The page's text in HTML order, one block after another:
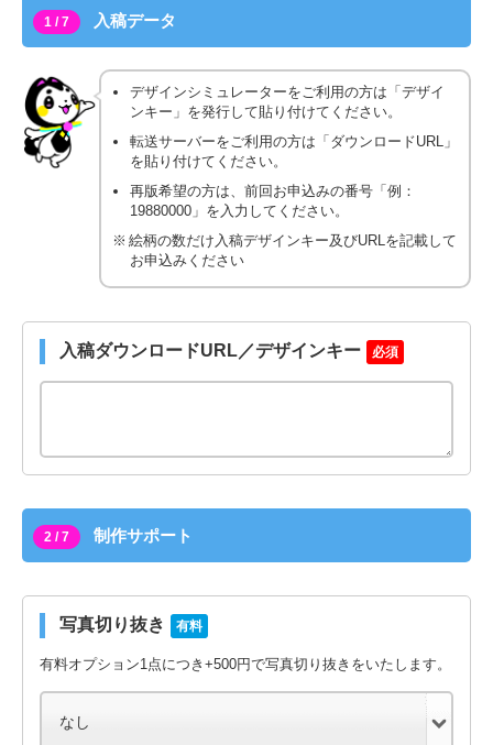
1 / 7 入稿データ
デザインシミュレーターをご利用の方は「デザイ
ンキー」を発行して貼り付けてください。
転送サーバーをご利用の方は「ダウンロードURL」
を貼り付けてください。
再版希望の方は、前回お申込みの番号「例：
19880000」を入力してください。
絵柄の数だけ入稿デザインキー及びURLを記載して
お申込みください
入稿ダウンロードURL／デザインキー 必須
2 / 7 制作サポート
写真切り抜き 有料
有料オプション1点につき+500円で写真切り抜きをいたします。